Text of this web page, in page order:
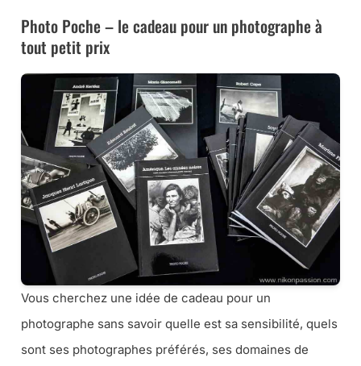
Photo Poche – le cadeau pour un photographe à
tout petit prix
Vous cherchez une idée de cadeau pour un
photographe sans savoir quelle est sa sensibilité, quels
sont ses photographes préférés, ses domaines de